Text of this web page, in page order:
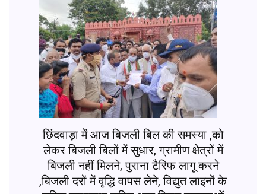
छिंदवाड़ा में आज बिजली बिल की समस्या ,को
लेकर बिजली बिलों में सुधार, ग्रामीण क्षेत्रों में
बिजली नहीं मिलने, पुराना टैरिफ लागू करने
,बिजली दरों में वृद्धि वापस लेने, विद्युत लाइनों के